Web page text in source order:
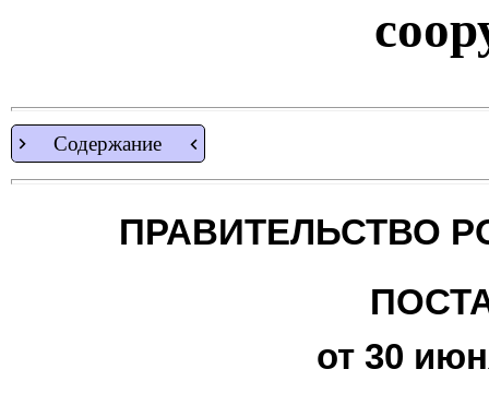
Содержание
ПРАВИТЕЛЬСТВО
от 30